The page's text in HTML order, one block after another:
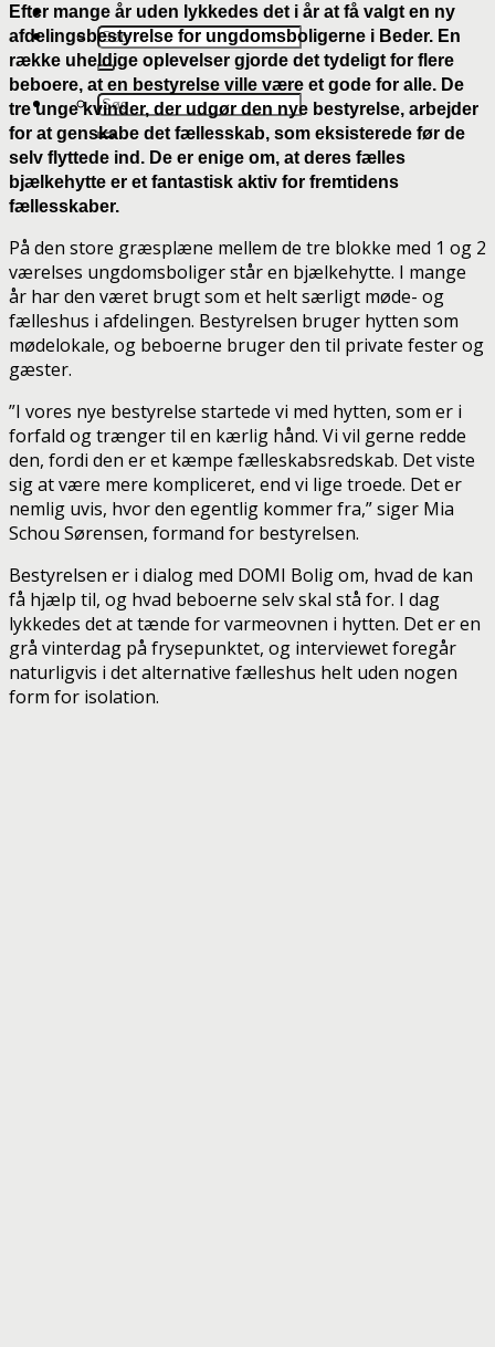
Efter mange år uden lykkedes det i år at få valgt en ny
afdelingsbestyrelse for ungdomsboligerne i Beder. En
række uheldige oplevelser gjorde det tydeligt for flere
beboere, at en bestyrelse ville være et gode for alle. De
tre unge kvinder, der udgør den nye bestyrelse, arbejder
for at genskabe det fællesskab, som eksisterede før de
selv flyttede ind. De er enige om, at deres fælles
bjælkehytte er et fantastisk aktiv for fremtidens
fællesskaber.
På den store græsplæne mellem de tre blokke med 1 og 2
værelses ungdomsboliger står en bjælkehytte. I mange
år har den været brugt som et helt særligt møde- og
fælleshus i afdelingen. Bestyrelsen bruger hytten som
mødelokale, og beboerne bruger den til private fester og
gæster.
”I vores nye bestyrelse startede vi med hytten, som er i
forfald og trænger til en kærlig hånd. Vi vil gerne redde
den, fordi den er et kæmpe fælleskabsredskab. Det viste
sig at være mere kompliceret, end vi lige troede. Det er
nemlig uvis, hvor den egentlig kommer fra,” siger Mia
Schou Sørensen, formand for bestyrelsen.
Bestyrelsen er i dialog med DOMI Bolig om, hvad de kan
få hjælp til, og hvad beboerne selv skal stå for. I dag
lykkedes det at tænde for varmeovnen i hytten. Det er en
grå vinterdag på frysepunktet, og interviewet foregår
naturligvis i det alternative fælleshus helt uden nogen
form for isolation.